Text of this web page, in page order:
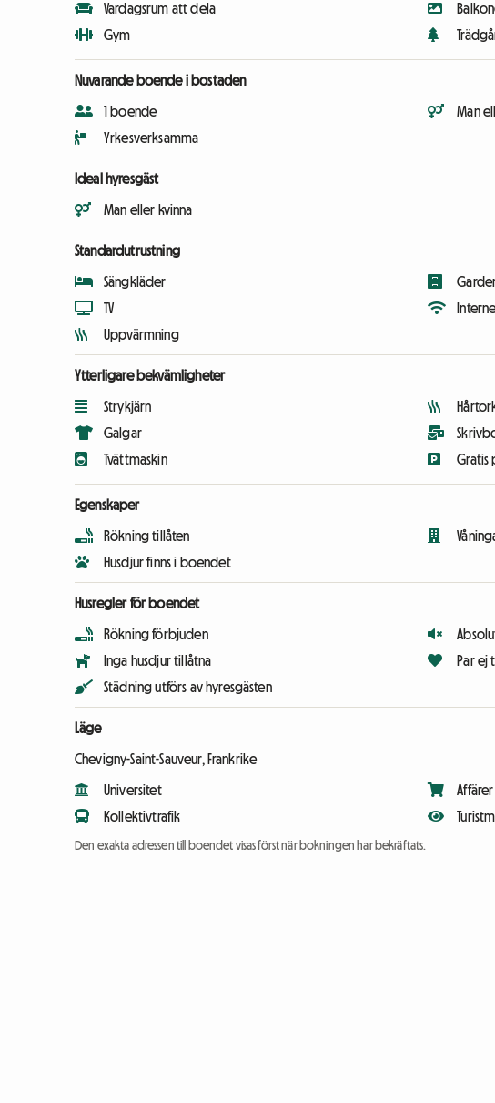
Vardagsrum att dela
Gym
Nuvarande boende i bostaden
1 boende
Yrkesverksamma
Man
Ideal hyresgäst
Man eller kvinna
Standardutrustning
Sängkläder
TV
Uppvärmning
Ytterligare bekvämligheter
Strykjärn
Galgar
Tvättmaskin
Gratis
Egenskaper
Rökning tillåten
Husdjur finns i boendet
Husregler för boendet
Rökning förbjuden
Inga husdjur tillåtna
Städning utförs av hyresgästen
Par ej
Läge
Chevigny-Saint-Sauveur, Frankrike
Universitet
Kollektivtrafik
Affärer
Den exakta adressen till boendet visas först när bokningen har bekräftats.